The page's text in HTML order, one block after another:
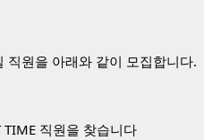
직원을 아래와 같이 모집합니다.
TIME 직원을 찾습니다